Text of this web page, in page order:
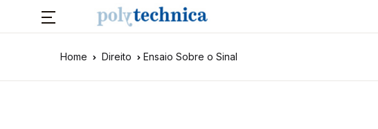
Home Direito Ensaio Sobre o Sinal